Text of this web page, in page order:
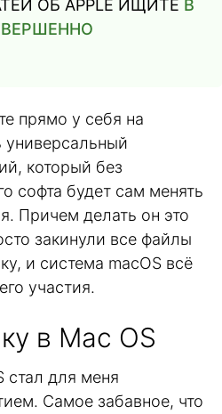
ОБ APPLE ИЩИТЕ В
прямо у себя на
универсальный
который без
софта будет сам менять
Причем делать он это
закинули все файлы
и система macOS всё
участия.
в Mac OS
стал для меня
Самое забавное, что